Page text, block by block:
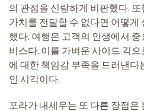
의 관점을 신랄하게 비판했다.
가치를 전달할 수 없다면 어떻게
했다. 여행은 고객의 인생에서
비스다. 이를 가벼운 사이드 긱
에 대한 책임감 부족을 드러낸다
인 시각이다.
포라가 내세우는 또 다른 장점은